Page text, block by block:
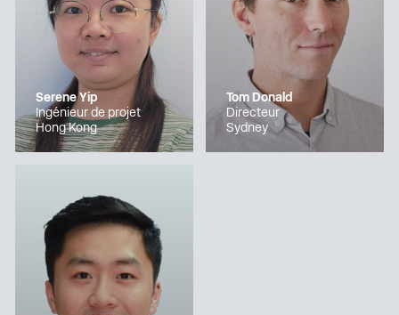
Serene Yip
Ingénieur de projet
Hong Kong
Tom Donald
Directeur
Sydney